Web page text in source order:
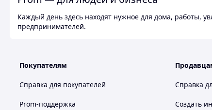
Каждый день здесь находят нужное для дома, работы,
предпринимателей.
Покупателям
Справка для покупателей
Prom-поддержка
Справка
Создать